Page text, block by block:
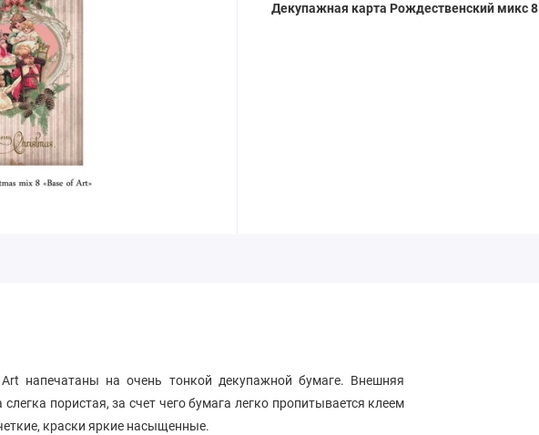
Декупажная карта Рождественский микс 8
напечатаны на очень тонкой декупажной бумаге. Внешняя
пористая, за счет чего бумага легко пропитывается клеем
краски яркие насыщенные.